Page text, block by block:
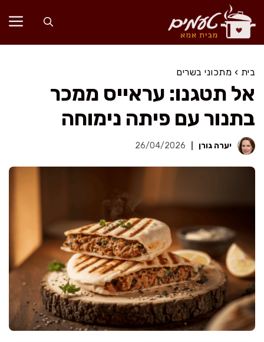
לדלג
לתוכן
בית › מתכוני בשרים
אל תטגנו: עראייס ממכר
בתנור עם פיתה נימוחה
יערה גורן 26/04/2026